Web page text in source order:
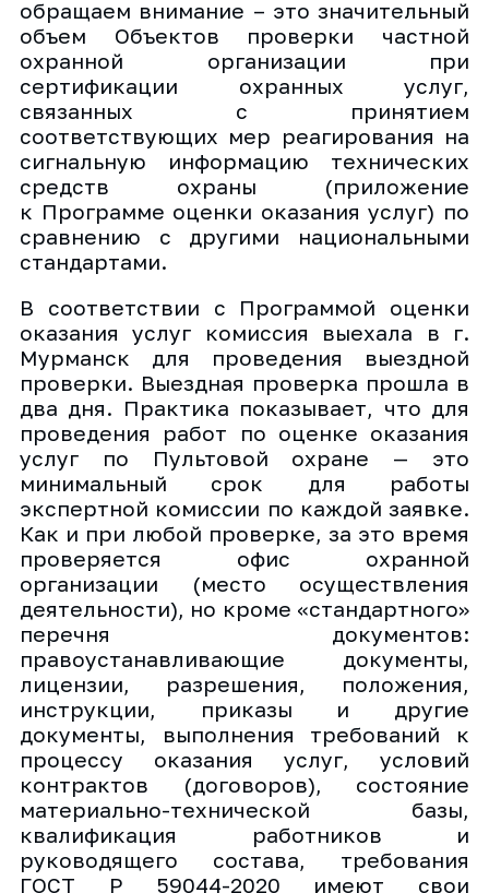
обращаем внимание – это значительный
объем Объектов проверки частной
охранной организации при
сертификации охранных услуг,
связанных с принятием
соответствующих мер реагирования на
сигнальную информацию технических
средств охраны (приложение
к Программе оценки оказания услуг) по
сравнению с другими национальными
стандартами.
В соответствии с Программой оценки
оказания услуг комиссия выехала в г.
Мурманск для проведения выездной
проверки. Выездная проверка прошла в
два дня. Практика показывает, что для
проведения работ по оценке оказания
услуг по Пультовой охране — это
минимальный срок для работы
экспертной комиссии по каждой заявке.
Как и при любой проверке, за это время
проверяется офис охранной
организации (место осуществления
деятельности), но кроме «стандартного»
перечня документов:
правоустанавливающие документы,
лицензии, разрешения, положения,
инструкции, приказы и другие
документы, выполнения требований к
процессу оказания услуг, условий
контрактов (договоров), состояние
материально-технической базы,
квалификация работников и
руководящего состава, требования
ГОСТ Р 59044-2020 имеют свои